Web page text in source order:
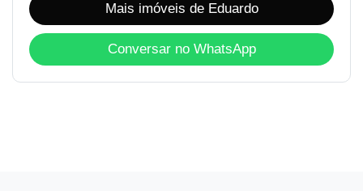
Mais imóveis de Eduardo
Conversar no WhatsApp